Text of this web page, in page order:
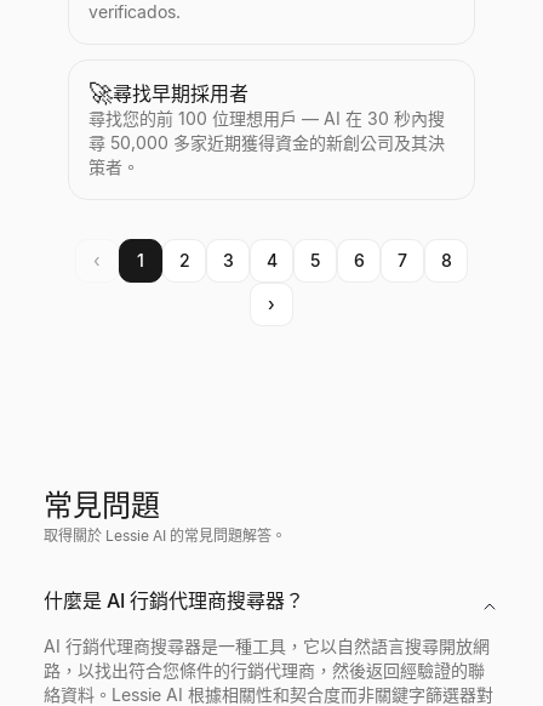
verificados.
🚀尋找早期採用者
尋找您的前 100 位理想用戶 — AI 在 30 秒內搜
尋 50,000 多家近期獲得資金的新創公司及其決
策者。
‹ 1 2 3 4 5 6 7 8
›
常見問題
取得關於 Lessie AI 的常見問題解答。
什麼是 AI 行銷代理商搜尋器？
AI 行銷代理商搜尋器是一種工具，它以自然語言搜尋開放網
路，以找出符合您條件的行銷代理商，然後返回經驗證的聯
絡資料。Lessie AI 根據相關性和契合度而非關鍵字篩選器對